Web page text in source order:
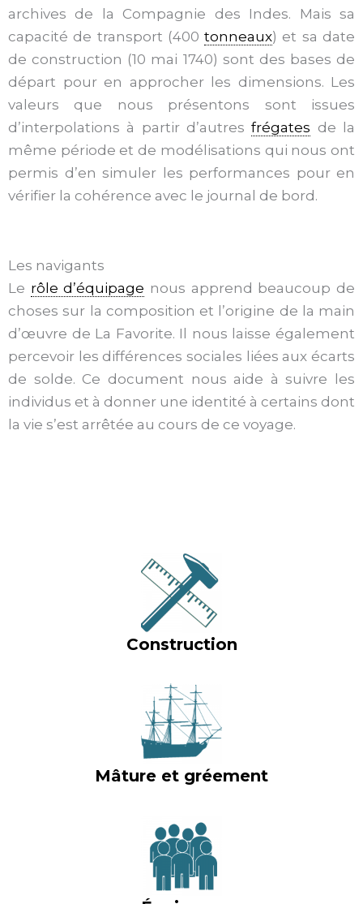
archives de la Compagnie des Indes. Mais sa
capacité de transport (400tonneaux) et sa date
de construction (10 mai 1740) sont des bases de
départ pour en approcher les dimensions. Les
valeurs que nous présentons sont issues
d’interpolations à partir d’autresfrégates de la
même période et de modélisations qui nous ont
permis d’en simuler les performances pour en
vérifier la cohérence avec le journal de bord.
Les navigants
Le rôle d’équipage nous apprend beaucoup de
choses sur la composition et l’origine de la main
d’œuvre de La Favorite. Il nous laisse également
percevoir les différences sociales liées aux écarts
de solde. Ce document nous aide à suivre les
individus et à donner une identité à certains dont
la vie s’est arrêtée au cours de ce voyage.
Construction
Mâture et gréement